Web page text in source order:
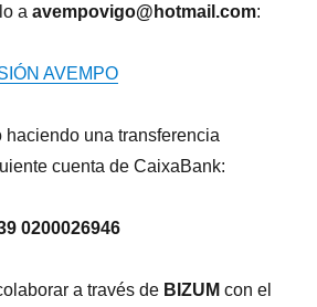
aavempovigo@hotmail.com:
AVEMPO
haciendo una transferencia
cuenta de CaixaBank:
0200026946
a través de BIZUM con el